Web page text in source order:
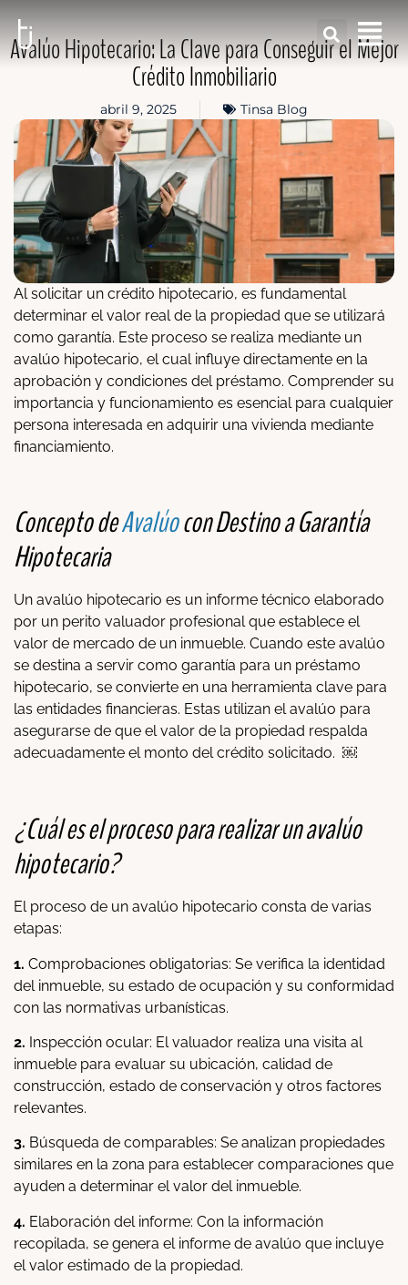
Avalúo Hipotecario: La Clave para Conseguir el Mejor
Crédito Inmobiliario
abril 9, 2025 Tinsa Blog
Al solicitar un crédito hipotecario, es fundamental
determinar el valor real de la propiedad que se utilizará
como garantía. Este proceso se realiza mediante un
avalúo hipotecario, el cual influye directamente en la
aprobación y condiciones del préstamo. Comprender su
importancia y funcionamiento es esencial para cualquier
persona interesada en adquirir una vivienda mediante
financiamiento.
Concepto deAvalúocon Destino a Garantía
Hipotecaria
Un avalúo hipotecario es un informe técnico elaborado
por un perito valuador profesional que establece el
valor de mercado de un inmueble. Cuando este avalúo
se destina a servir como garantía para un préstamo
hipotecario, se convierte en una herramienta clave para
las entidades financieras. Estas utilizan el avalúo para
asegurarse de que el valor de la propiedad respalda
adecuadamente el monto del crédito solicitado. ￼
¿Cuál es el proceso para realizar un avalúo
hipotecario?
El proceso de un avalúo hipotecario consta de varias
etapas:
1. Comprobaciones obligatorias: Se verifica la identidad
del inmueble, su estado de ocupación y su conformidad
con las normativas urbanísticas.
2. Inspección ocular: El valuador realiza una visita al
inmueble para evaluar su ubicación, calidad de
construcción, estado de conservación y otros factores
relevantes.
3. Búsqueda de comparables: Se analizan propiedades
similares en la zona para establecer comparaciones que
ayuden a determinar el valor del inmueble.
4. Elaboración del informe: Con la información
recopilada, se genera el informe de avalúo que incluye
el valor estimado de la propiedad.